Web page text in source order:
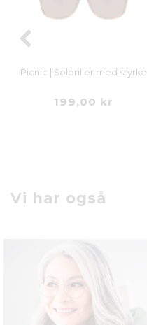
Picnic | Solbriller med styrke
199,00 kr
Vi har også